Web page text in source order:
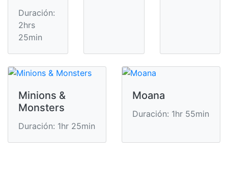
Duración:
2hrs
25min
Minions &
Monsters
Duración: 1hr 25min
Moana
Duración: 1hr 55min